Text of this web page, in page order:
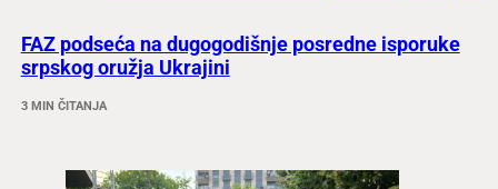
FAZ podseća na dugogodišnje posredne isporuke
srpskog oružja Ukrajini
3 MIN ČITANJA